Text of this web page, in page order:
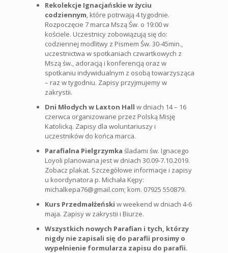
Rekolekcje Ignacjańskie w życiu
codziennym, które potrwają 4 tygodnie.
Rozpoczęcie 7 marca Mszą Św. o 19:00 w
kościele. Uczestnicy zobowiązują się do:
codziennej modlitwy z Pismem Św. 30-45min.,
uczestnictwa w spotkaniach czwartkowych z
Mszą św., adoracją i konferencją oraz w
spotkaniu indywidualnym z osobą towarzysząca
– raz w tygodniu. Zapisy przyjmujemy w
zakrystii.
Dni Młodych w Laxton Hall w dniach 14 – 16
czerwca organizowane przez Polską Misję
Katolicką. Zapisy dla woluntariuszy i
uczestników do końca marca.
Parafialna Pielgrzymka śladami św. Ignacego
Loyoli planowana jest w dniach 30.09-7.10.2019.
Zobacz plakat. Szczegółowe informacje i zapisy
u koordynatora p. Michała Kępy:
michalkepa76@gmail.com; kom. 07925 550879.
Kurs Przedmałżeński w weekend w dniach 4-6
maja. Zapisy w zakrystii i Biurze.
Wszystkich nowych Parafian i tych, którzy
nigdy nie zapisali się do parafii prosimy o
wypełnienie formularza zapisu do parafii.